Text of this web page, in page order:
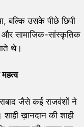
बल्कि उसके पीछे छिपी
और सामाजिक-सांस्कृतिक
थे।
महत्व
जैसे कई राजवंशों ने
ख़ानदान की शाही